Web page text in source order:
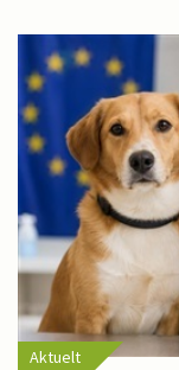
Aktuelt